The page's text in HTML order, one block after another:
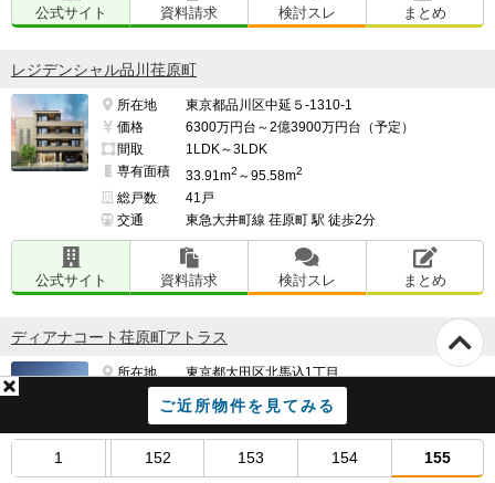
ご近所物件を見てみる
1 152 153 154 155
公式サイト 資料請求 検討スレ まとめ
レジデンシャル品川荏原町
所在地
東京都品川区中延５-1310-1
価格
6300万円台～2億3900万円台（予定）
間取
1LDK～3LDK
専有面積
33.91m2 ～95.58m2
総戸数
41戸
交通
東急大井町線 荏原町 駅 徒歩2分
公式サイト 資料請求 検討スレ まとめ
ディアナコート荏原町アトラス
所在地
東京都大田区北馬込1丁目
未定
2LDK～3LDK
専有面積
53.07m²～77.86m²
総戸数